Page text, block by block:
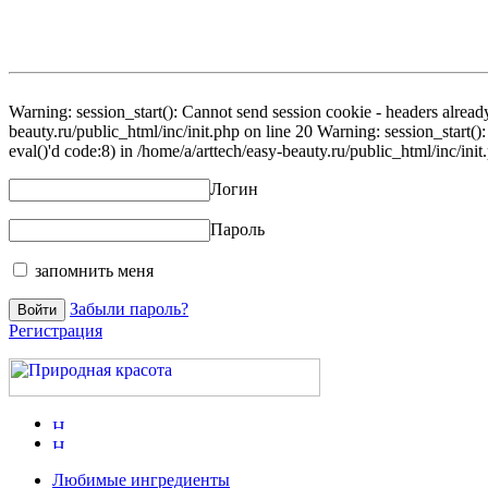
Warning: session_start(): Cannot send session cookie - headers
beauty.ru/public_html/inc/init.php on line 20 Warning:
eval()'d code:8) in /home/a/arttech/easy-beauty.ru/public_html/inc/
Логин
Пароль
запомнить меня
Забыли пароль?
Регистрация
Любимые ингредиенты